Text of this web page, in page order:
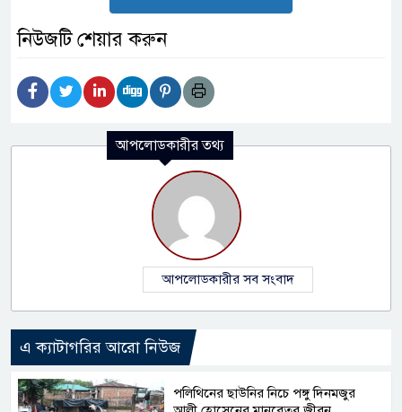
নিউজটি শেয়ার করুন
আপলোডকারীর তথ্য
আপলোডকারীর সব সংবাদ
এ ক্যাটাগরির আরো নিউজ
পলিথিনের ছাউনির নিচে পঙ্গু দিনমজুর